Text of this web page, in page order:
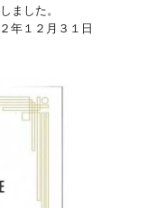
ました。
年１２月３１日